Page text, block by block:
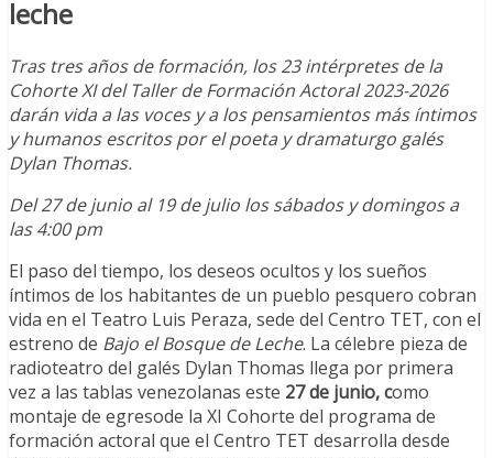
leche
Tras tres años de formación, los 23 intérpretes de la
Cohorte XI del Taller de Formación Actoral 2023-2026
darán vida a las voces y a los pensamientos más íntimos
y humanos escritos por el poeta y dramaturgo galés
Dylan Thomas.
Del 27 de junio al 19 de julio los sábados y domingos a
las 4:00 pm
El paso del tiempo, los deseos ocultos y los sueños
íntimos de los habitantes de un pueblo pesquero cobran
vida en el Teatro Luis Peraza, sede del Centro TET, con el
estreno de Bajo el Bosque de Leche. La célebre pieza de
radioteatro del galés Dylan Thomas llega por primera
vez a las tablas venezolanas este 27 de junio, como
montaje de egresode la XI Cohorte del programa de
formación actoral que el Centro TET desarrolla desde